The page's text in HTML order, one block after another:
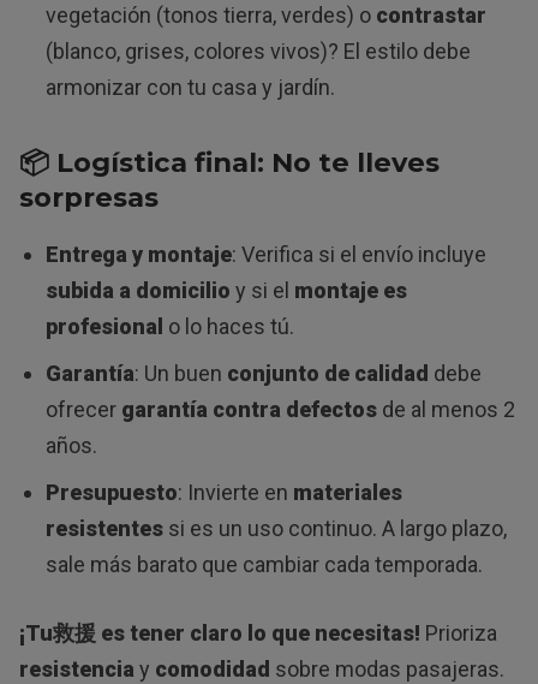
vegetación (tonos tierra, verdes) o contrastar
(blanco, grises, colores vivos)? El estilo debe
armonizar con tu casa y jardín.
📦 Logística final: No te lleves
sorpresas
Entrega y montaje: Verifica si el envío incluye
subida a domicilio y si el montaje es
profesional o lo haces tú.
Garantía: Un buen conjunto de calidad debe
ofrecer garantía contra defectosde al menos 2
años.
Presupuesto: Invierte en materiales
resistentessi es un uso continuo. A largo plazo,
sale más barato que cambiar cada temporada.
¡Tu救援 es tener claro lo que necesitas! Prioriza
resistencia y comodidad sobre modas pasajeras.